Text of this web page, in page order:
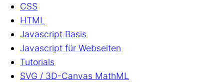
CSS
HTML
Javascript Basis
Javascript für Webseiten
Tutorials
SVG / 3D-Canvas MathML